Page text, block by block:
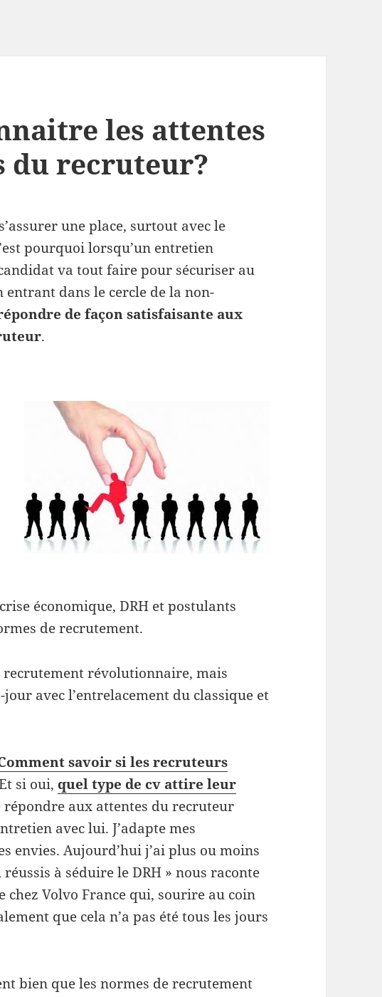
les attentes
du recruteur?
une place, surtout avec le
pourquoi lorsqu’un entretien
va tout faire pour sécuriser au
entrant dans le cercle de la non-
de façon satisfaisante aux
.
économique, DRH et postulants
de recrutement.
recrutement révolutionnaire, mais
avec l’entrelacement du classique et
savoir si les recruteurs
si oui, quel type de cv attire leur
répondre aux attentes du recruteur
avec lui. J’adapte mes
envies. Aujourd’hui j’ai plus ou moins
à séduire le DRH » nous raconte
Volvo France qui, sourire au coin
que cela n’a pas été tous les jours
bien que les normes de recrutement